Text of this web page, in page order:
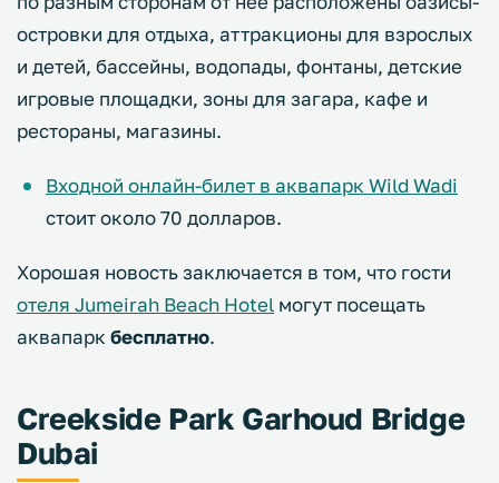
островки для отдыха, аттракционы для взрослых
и детей, бассейны, водопады, фонтаны, детские
игровые площадки, зоны для загара, кафе и
рестораны, магазины.
Входной онлайн-билет в аквапарк Wild Wadi
стоит около 70 долларов.
Хорошая новость заключается в том, что гости
отеля Jumeirah Beach Hotel могут посещать
аквапарк бесплатно.
Creekside Park Garhoud Bridge
Dubai